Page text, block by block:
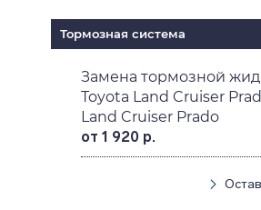
Тормозная система
Замена тормозной
Toyota Land Cruiser
Land Cruiser Prado
от 1 920 р.